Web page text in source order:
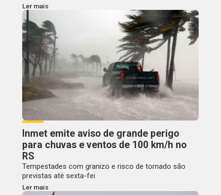
Ler mais
Inmet emite aviso de grande perigo
para chuvas e ventos de 100 km/h no
RS
Tempestades com granizo e risco de tornado são
previstas até sexta-fei
Ler mais